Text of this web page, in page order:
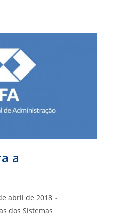
a
abril de 2018
dos Sistemas